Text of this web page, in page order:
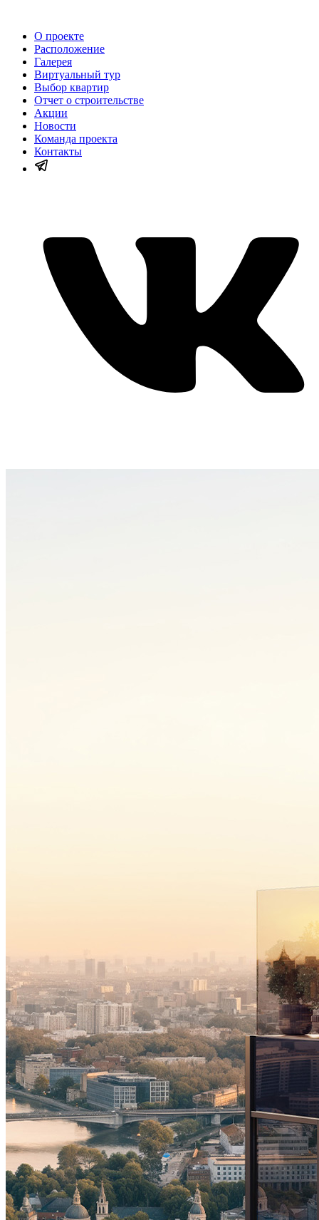
О проекте
Расположение
Галерея
Виртуальный тур
Выбор квартир
Отчет о строительстве
Акции
Новости
Команда проекта
Контакты